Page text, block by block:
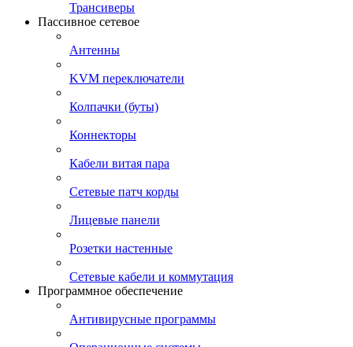
Трансиверы
Пассивное сетевое
Антенны
KVM переключатели
Колпачки (буты)
Коннекторы
Кабели витая пара
Сетевые патч корды
Лицевые панели
Розетки настенные
Сетевые кабели и коммутация
Программное обеспечение
Антивирусные программы